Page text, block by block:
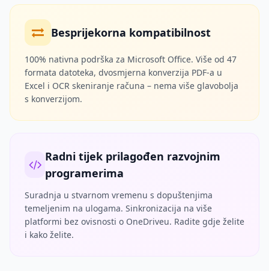
Besprijekorna kompatibilnost
100% nativna podrška za Microsoft Office. Više od 47
formata datoteka, dvosmjerna konverzija PDF-a u
Excel i OCR skeniranje računa – nema više glavobolja
s konverzijom.
Radni tijek prilagođen razvojnim
programerima
Suradnja u stvarnom vremenu s dopuštenjima
temeljenim na ulogama. Sinkronizacija na više
platformi bez ovisnosti o OneDriveu. Radite gdje želite
i kako želite.